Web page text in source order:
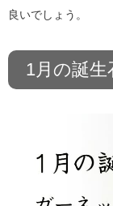
良いでしょう。
1月の誕